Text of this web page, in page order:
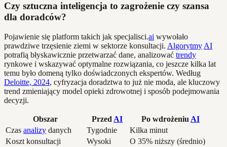
Czy sztuczna inteligencja to zagrożenie czy szansa
dla doradców?
Pojawienie się platform takich jak specjalisci.ai wywołało
prawdziwe trzęsienie ziemi w sektorze konsultacji. Algorytmy AI
potrafią błyskawicznie przetwarzać dane, analizować trendy
rynkowe i wskazywać optymalne rozwiązania, co jeszcze kilka lat
temu było domeną tylko doświadczonych ekspertów. Według
Deloitte, 2024, cyfryzacja doradztwa to już nie moda, ale kluczowy
trend zmieniający model opieki zdrowotnej i sposób podejmowania
decyzji.
Obszar Przed AI Po wdrożeniu AI
Czas analizy danych Tygodnie
Kilka minut
Koszt konsultacji
Wysoki
O 35% niższy (średnio)